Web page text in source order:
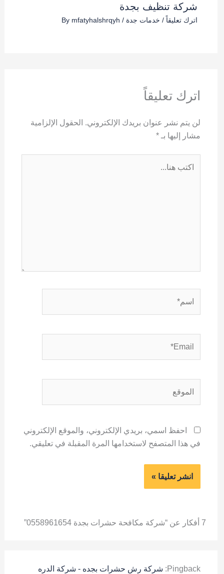
شركة تنظيف بجدة
اترك تعليقاً / خدمات جدة / By
mfatyhalshrqyh
اترك تعليقاً
لن يتم نشر عنوان بريدك الإلكتروني. الحقول الإلزامية
مشار إليها بـ *
احفظ اسمي، بريدي الإلكتروني، والموقع الإلكتروني
في هذا المتصفح لاستخدامها المرة المقبلة في تعليقي.
7 أفكار عن “شركة مكافحة حشرات بجدة 0558961654”
Pingback:
شركة رش حشرات بجده - شركة الدره